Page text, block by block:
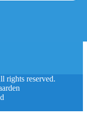
rights reserved.